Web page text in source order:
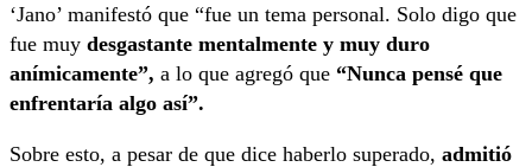
‘Jano’ manifestó que “fue un tema personal. Solo digo que
fue muy desgastante mentalmente y muy duro
anímicamente”, a lo que agregó que “Nunca pensé que
enfrentaría algo así”.
Sobre esto, a pesar de que dice haberlo superado, admitió